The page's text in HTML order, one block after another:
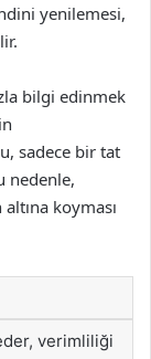
yenilemesi,
bilgi edinmek
sadece bir tat
nedenle,
koyması
verimliliği